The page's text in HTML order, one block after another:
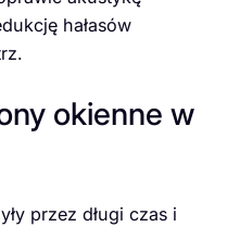
hałasów
okienne w
przez długi czas i